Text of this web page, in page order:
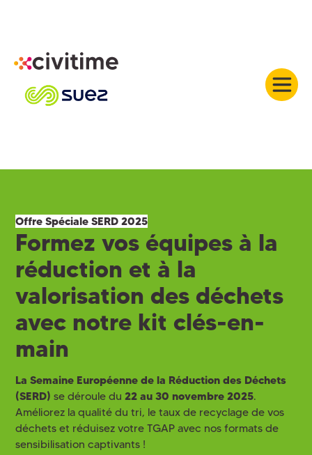
Offre Spéciale SERD 2025
Formez vos équipes à la
réduction et à la
valorisation des déchets
avec notre kit clés-en-
main
La Semaine Européenne de la Réduction des Déchets
(SERD) se déroule du 22 au 30 novembre 2025.
Améliorez la qualité du tri, le taux de recyclage de vos
déchets et réduisez votre TGAP avec nos formats de
sensibilisation captivants !